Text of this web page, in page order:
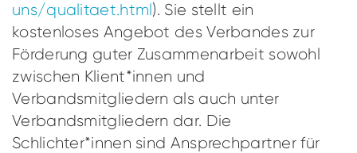
uns/qualitaet.html). Sie stellt ein
kostenloses Angebot des Verbandes zur
Förderung guter Zusammenarbeit sowohl
zwischen Klient*innen und
Verbandsmitgliedern als auch unter
Verbandsmitgliedern dar. Die
Schlichter*innen sind Ansprechpartner für